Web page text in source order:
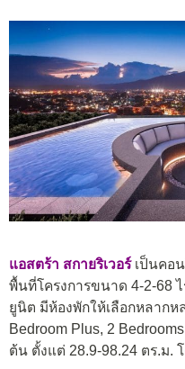
แอสตร้า สกายริเวอร์เป็นคอน
พื้นที่โครงการขนาด 4-2-68
ยูนิต มีห้องพักให้เลือกหลากห
Bedroom Plus, 2
ต้น ตั้งแต่ 28.9-98.24 ตร.ม.